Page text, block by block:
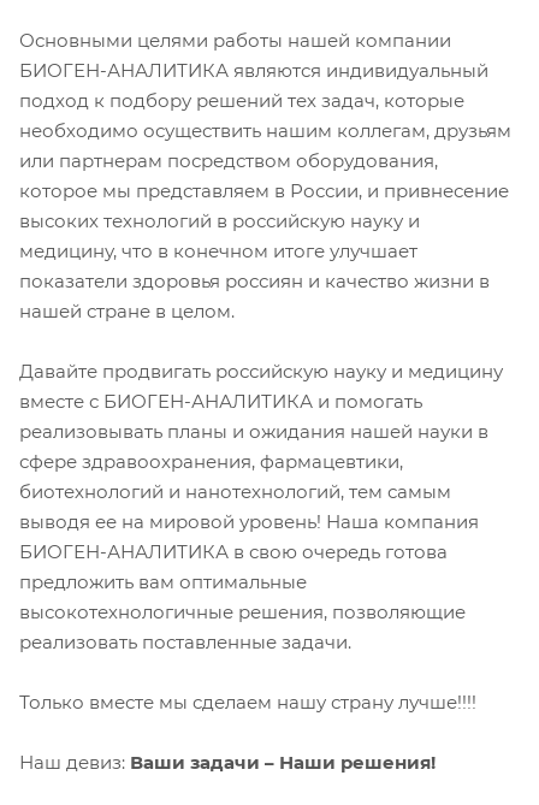
Основными целями работы нашей компании
БИОГЕН-АНАЛИТИКА являются индивидуальный
подход к подбору решений тех задач, которые
необходимо осуществить нашим коллегам, друзьям
или партнерам посредством оборудования,
которое мы представляем в России, и привнесение
высоких технологий в российскую науку и
медицину, что в конечном итоге улучшает
показатели здоровья россиян и качество жизни в
нашей стране в целом.
Давайте продвигать российскую науку и медицину
вместе с БИОГЕН-АНАЛИТИКА и помогать
реализовывать планы и ожидания нашей науки в
сфере здравоохранения, фармацевтики,
биотехнологий и нанотехнологий, тем самым
выводя ее на мировой уровень! Наша компания
БИОГЕН-АНАЛИТИКА в свою очередь готова
предложить вам оптимальные
высокотехнологичные решения, позволяющие
реализовать поставленные задачи.
Только вместе мы сделаем нашу страну лучше!!!!
Наш девиз: Ваши задачи – Наши решения!